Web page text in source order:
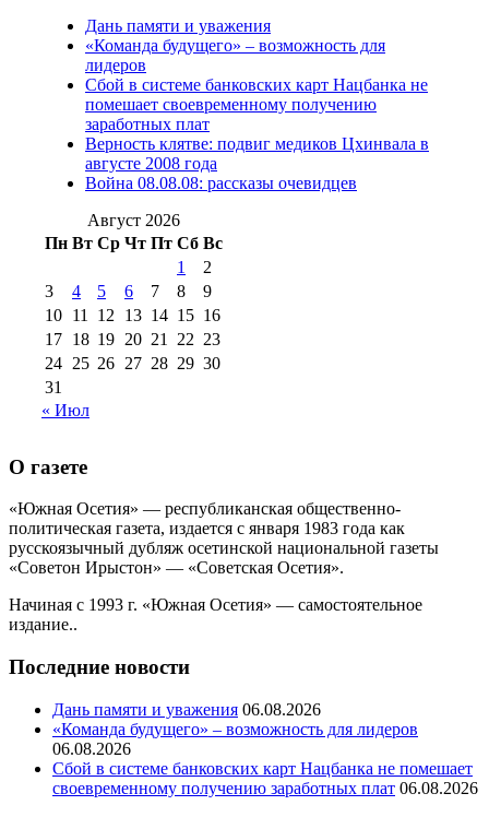
2012 г(15)№97 30 июля 2015 г
(15)№98 1 августа 2015 г
августа 2016 г(10)№98 5 июля 2014 г(10)
№98 8 августа 2013 г
августа 2012 г(14)
2017 г(9)
№99 4 августа
2016 г(12) №99 8 июля 2014 г
августа 2012 г(11)
августа 2013 г
(12)
Дань памяти и уважения
«Команда будущего» – возможность для
лидеров
Сбой в системе банковских карт Нацбанка не
помешает своевременному получению
заработных плат
Верность клятве: подвиг медиков Цхинвала в
августе 2008 года
Война 08.08.08: рассказы очевидцев
Август 2026
Пн Вт Ср Чт Пт Сб Вс
1
2
3
4 5 6 7 8
9
10 11 12 13 14 15 16
17 18 19 20 21 22 23
24 25 26 27 28 29 30
31
« Июл
О газете
«Южная Осетия» — республиканская общественно-
политическая газета, издается с января 1983 года как
русскоязычный дубляж осетинской национальной газеты
«Советон Ирыстон» — «Советская Осетия».
Начиная с 1993 г. «Южная Осетия» — самостоятельное
издание..
Последние новости
Дань памяти и уважения 06.08.2026
«Команда будущего» – возможность для лидеров
06.08.2026
Сбой в системе банковских карт Нацбанка не помешает
своевременному получению заработных плат 06.08.2026